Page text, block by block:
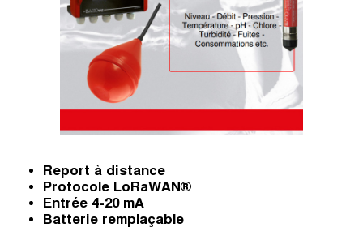
Report à distance
Protocole LoRaWAN®
Entrée 4-20 mA
Batterie remplaçable